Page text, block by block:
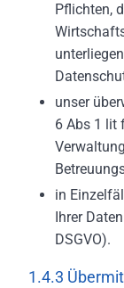
Pflichten,
unser
6 Abs 1 lit
in
Ihrer
DSGVO).
1.4.3